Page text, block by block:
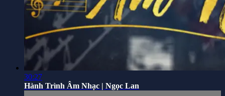
30:27
Hành Trình Âm Nhạc | Ngọc Lan